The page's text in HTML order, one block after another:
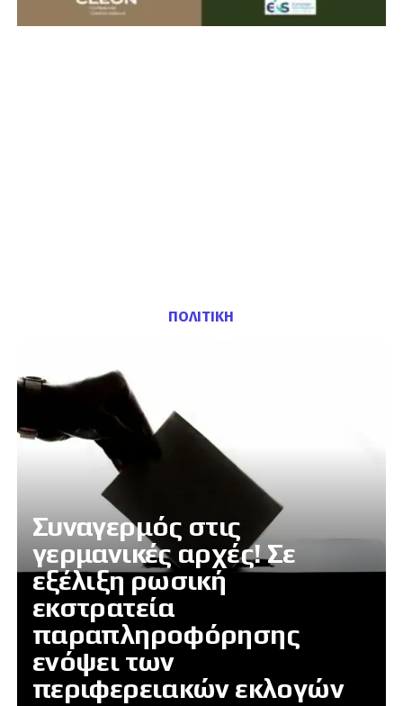
ΠΟΛΙΤΙΚΗ
Συναγερμός στις
γερμανικές αρχές! Σε
εξέλιξη ρωσική
εκστρατεία
παραπληροφόρησης
ενόψει των
περιφερειακών εκλογών